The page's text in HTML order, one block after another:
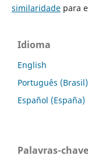
similaridadepara
Idioma
English
Português (Brasil)
Español (España)
Palavras-chave